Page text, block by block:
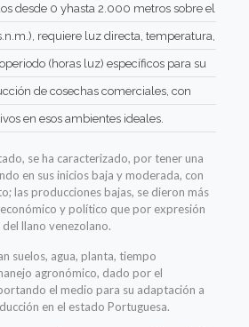
desde 0 yhasta 2.000 metros sobre el
requiere luz directa temperatura,
(horas luz) específicos para su
de cosechascomerciales, con
en esos ambientes ideales.
, se ha caracterizado, por tener una
en sus inicios baja y moderada, con
las producciones bajas, se dieron más
y político que porexpresión
llano venezolano.
suelos, agua, planta, tiempo
agronómico, dado por el
el medio para su adaptación a
en el estado Portuguesa.